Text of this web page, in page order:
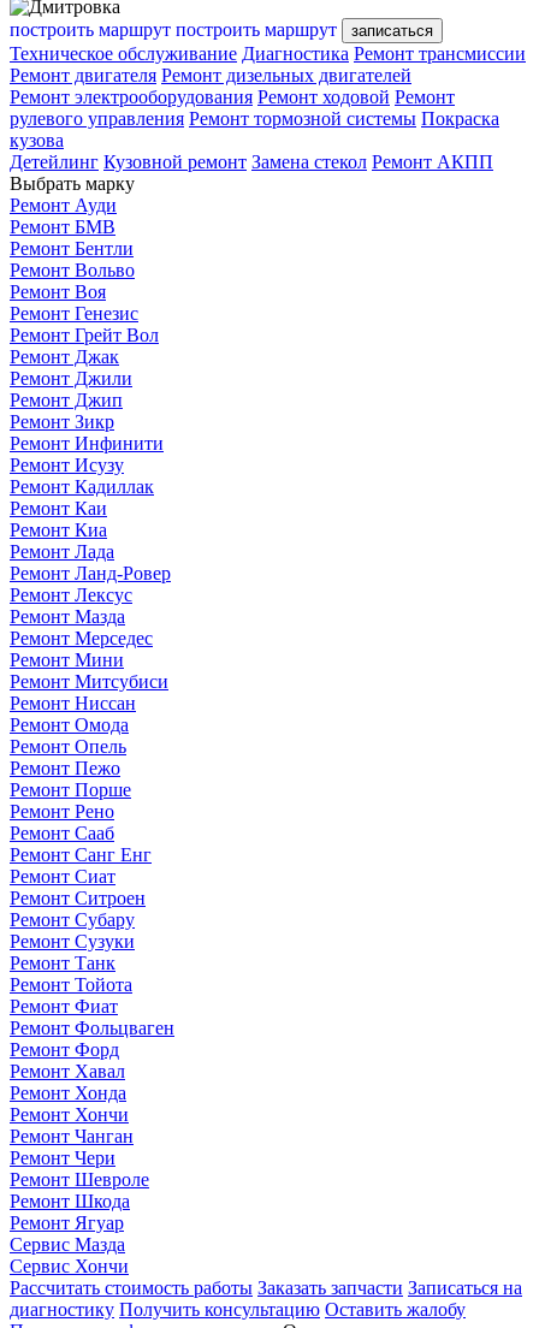
построить маршрут построить маршрут записаться
Техническое обслуживание Диагностика Ремонт трансмиссии
Ремонт двигателя Ремонт дизельных двигателей
Ремонт электрооборудования Ремонт ходовой Ремонт
рулевого управления Ремонт тормозной системы Покраска
кузова
Детейлинг Кузовной ремонт Замена стекол Ремонт АКПП
Выбрать марку
Ремонт Ауди
Ремонт БМВ
Ремонт Бентли
Ремонт Вольво
Ремонт Воя
Ремонт Генезис
Ремонт Грейт Вол
Ремонт Джак
Ремонт Джили
Ремонт Джип
Ремонт Зикр
Ремонт Инфинити
Ремонт Исузу
Ремонт Кадиллак
Ремонт Каи
Ремонт Киа
Ремонт Лада
Ремонт Ланд-Ровер
Ремонт Лексус
Ремонт Мазда
Ремонт Мерседес
Ремонт Мини
Ремонт Митсубиси
Ремонт Ниссан
Ремонт Омода
Ремонт Опель
Ремонт Пежо
Ремонт Порше
Ремонт Рено
Ремонт Сааб
Ремонт Санг Енг
Ремонт Сиат
Ремонт Ситроен
Ремонт Субару
Ремонт Сузуки
Ремонт Танк
Ремонт Тойота
Ремонт Фиат
Ремонт Фольцваген
Ремонт Форд
Ремонт Хавал
Ремонт Хонда
Ремонт Хончи
Ремонт Чанган
Ремонт Чери
Ремонт Шевроле
Ремонт Шкода
Ремонт Ягуар
Сервис Мазда
Сервис Хончи
Рассчитать стоимость работы Заказать запчасти Записаться на
диагностику Получить консультацию Оставить жалобу